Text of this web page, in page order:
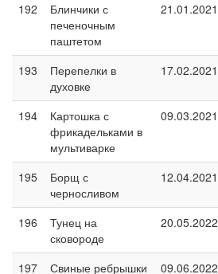
192
Блинчики с
печеночным
паштетом
21.01.2021
193
Перепелки в
духовке
17.02.2021
194
Картошка с
фрикадельками в
мультиварке
09.03.2021
195
Борщ с
черносливом
12.04.2021
196
Тунец на
сковороде
20.05.2022
197
Свиные ребрышки
09.06.2022